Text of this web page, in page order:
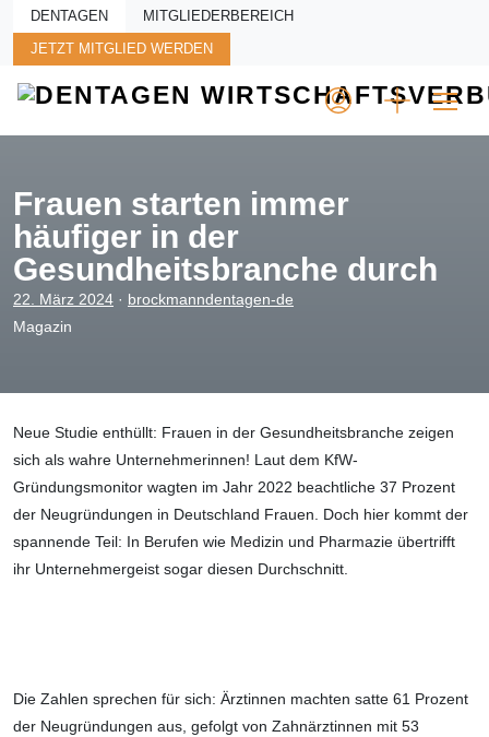
Skip to main content
DENTAGEN MITGLIEDERBEREICH
JETZT MITGLIED WERDEN
Frauen starten immer
häufiger in der
Gesundheitsbranche durch
22. März 2024 · brockmanndentagen-de
Magazin
Neue Studie enthüllt: Frauen in der Gesundheitsbranche zeigen
sich als wahre Unternehmerinnen! Laut dem KfW-
Gründungsmonitor wagten im Jahr 2022 beachtliche 37 Prozent
der Neugründungen in Deutschland Frauen. Doch hier kommt der
spannende Teil: In Berufen wie Medizin und Pharmazie übertrifft
ihr Unternehmergeist sogar diesen Durchschnitt.
Die Zahlen sprechen für sich: Ärztinnen machten satte 61 Prozent
der Neugründungen aus, gefolgt von Zahnärztinnen mit 53